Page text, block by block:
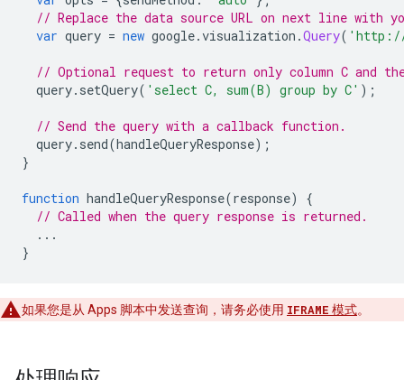
// Replace the data source URL on next line with
var query = new google.visualization .Query( 'http://
// Optional request to return only column C and the
query. setQuery( 'select C, sum(B) group by C' );
// Send the query with a callback function.
query. send(handleQueryResponse);
}
function handleQueryResponse(response)
{
// Called when the query response is returned.
...
}
如果您是从 Apps 脚本中发送查询，请务必使用 IFRAME 模式。